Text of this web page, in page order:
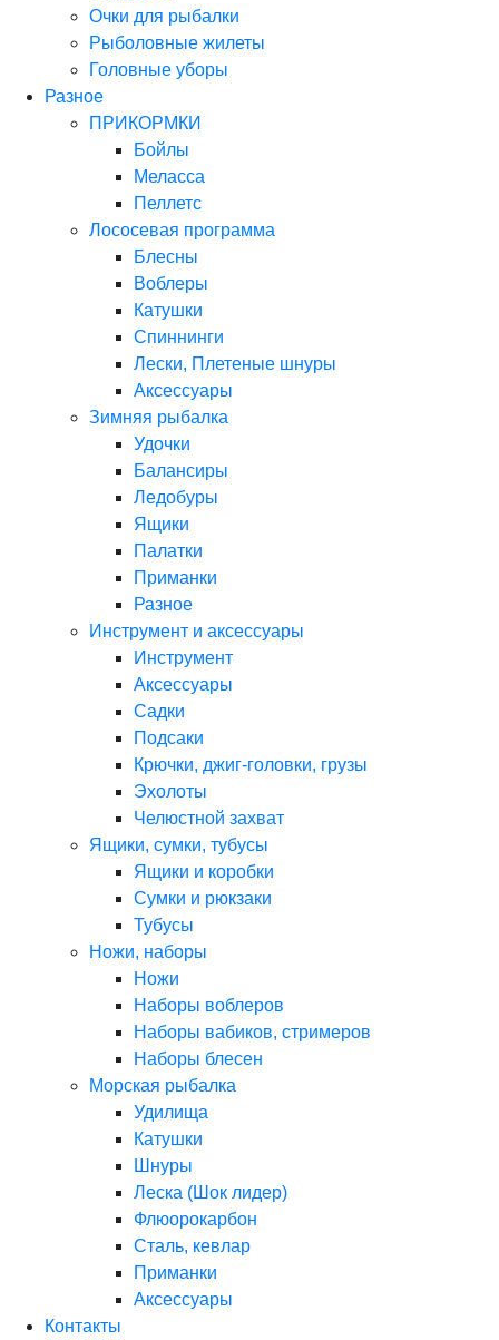
Очки для рыбалки
Рыболовные жилеты
Головные уборы
Разное
ПРИКОРМКИ
Бойлы
Меласса
Пеллетс
Лососевая программа
Блесны
Воблеры
Катушки
Спиннинги
Лески, Плетеные шнуры
Аксессуары
Зимняя рыбалка
Удочки
Балансиры
Ледобуры
Ящики
Палатки
Приманки
Разное
Инструмент и аксессуары
Инструмент
Аксессуары
Садки
Подсаки
Крючки, джиг-головки, грузы
Эхолоты
Челюстной захват
Ящики, сумки, тубусы
Ящики и коробки
Сумки и рюкзаки
Тубусы
Ножи, наборы
Ножи
Наборы воблеров
Наборы вабиков, стримеров
Наборы блесен
Морская рыбалка
Удилища
Катушки
Шнуры
Леска (Шок лидер)
Флюорокарбон
Сталь, кевлар
Приманки
Аксессуары
Контакты